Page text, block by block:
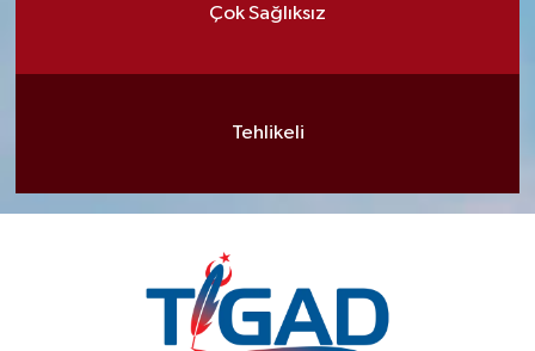
Çok Sağlıksız
Tehlikeli